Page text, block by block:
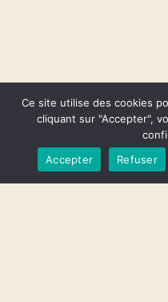
Ce site utilise des cookies
cliquant sur "Accepter",
Accepter
Refuser